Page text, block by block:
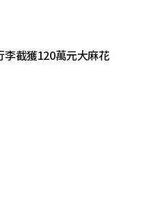
截獲120萬元大麻花